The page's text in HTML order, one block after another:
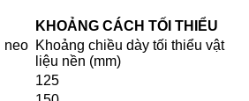
KHOẢNG CÁCH TỐI THIỂU
neo Khoảng chiều dày tối thiểu vật
liệu nền (mm)
125